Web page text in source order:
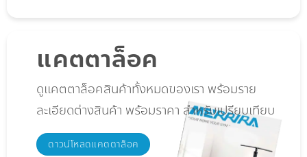
แคตตาล็อค
ดูแคตตาล็อคสินค้าทั้งหมดของเรา พร้อมราย
ละเอียดต่างสินค้า พร้อมราคา สำหรับเปรียบเทียบ
ดาวน์โหลดแคตตาล็อค